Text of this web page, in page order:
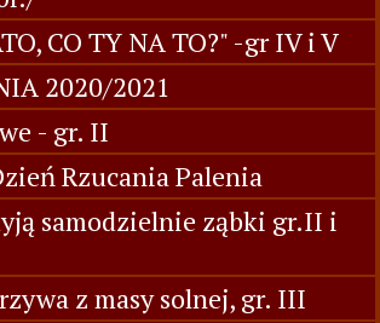
CO TY NA TO?" -gr IV i V
2020/2021
- gr. II
Rzucania Palenia
samodzielnie ząbki gr.II i
z masy solnej, gr. III